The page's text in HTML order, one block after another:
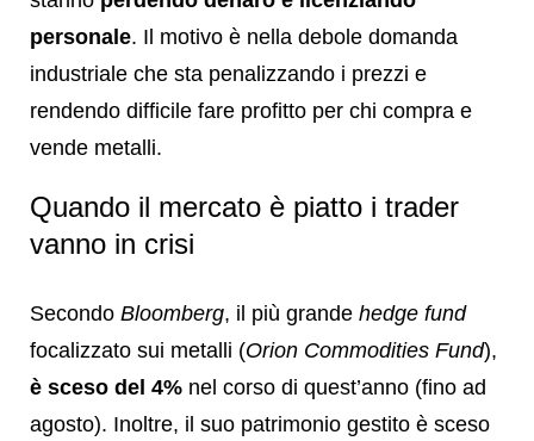
personale. Il motivo è nella debole domanda
industriale che sta penalizzando i prezzi e
rendendo difficile fare profitto per chi compra e
vende metalli.
Quando il mercato è piatto i trader
vanno in crisi
Secondo Bloomberg, il più grande hedge fund
focalizzato sui metalli (Orion Commodities Fund),
è sceso del 4% nel corso di quest’anno (fino ad
agosto). Inoltre, il suo patrimonio gestito è sceso